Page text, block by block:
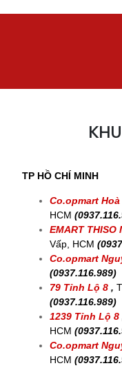
TP HỒ CHÍ MINH
Co.opmart
HCM
EMART THISO
Vấp, HCM
Co.opmart
(0937.116.989)
79 Tỉnh Lộ 8 ,
(0937.116.989)
1239 Tỉnh Lộ 8
HCM
Co.opmart
HCM